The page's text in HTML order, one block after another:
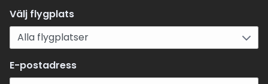
Välj flygplats
E-postadress